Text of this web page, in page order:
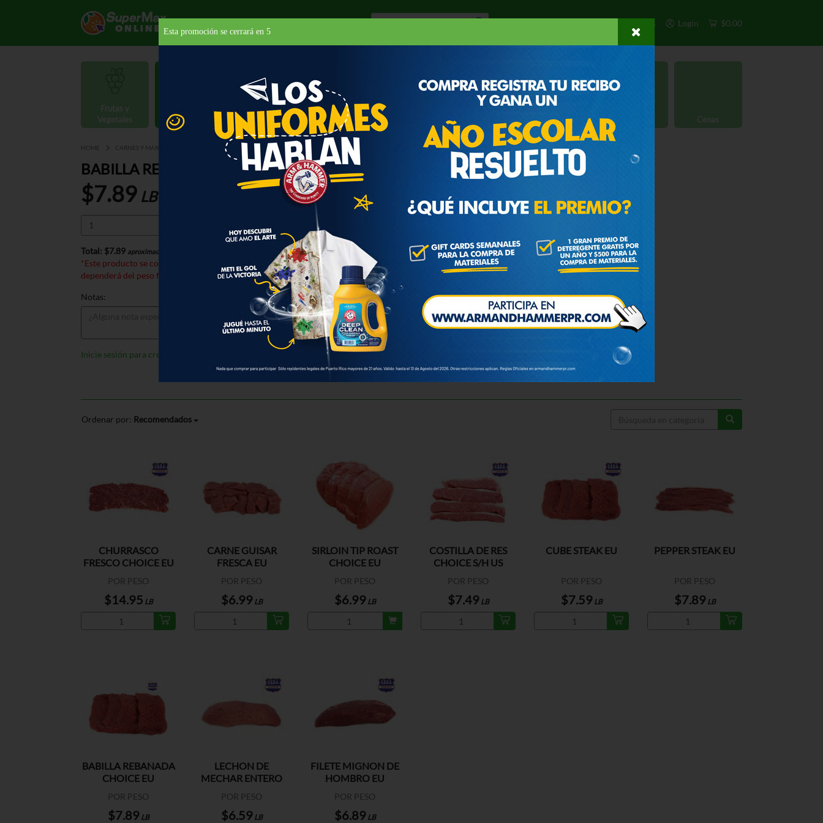
Otros Login $0.00
Mariscos
Provisiones Lácteos
Hogar, Salud y
Deli y Bakery Orgánico
HOME CARNES Y MARISCOS CHOICE BABILLA REBANADA CHOICE US
BABILLA REBANADA CHOICE EU 1 LB
$7.89 LB
Total: $7.89 aproximado
*Este producto se cobra por peso. El precio total en esta orden es estimado y
dependerá del peso final al momento de preparar su orden.
Notas:
Inicie sesión para crear listas
Ordenar por: Recomendados
CHURRASCO
FRESCO CHOICE EU
POR PESO
$14.95 LB
CARNE GUISAR
FRESCA EU
POR PESO
$6.99LB
SIRLOIN TIP ROAST
CHOICE EU
POR PESO
$6.99LB
COSTILLA DE RES
CHOICE S/H US
POR PESO
$7.49LB
CUBE STEAK EU
POR PESO
$7.59LB
PEPPER STEAK EU
POR PESO
$7.89LB
BABILLA REBANADA
CHOICE EU
POR PESO
$7.89LB
LECHON DE
MECHAR ENTERO
POR PESO
$6.59LB
FILETE MIGNON DE
HOMBRO EU
POR PESO
$6.89LB
Esta promoción se cerrará en 5